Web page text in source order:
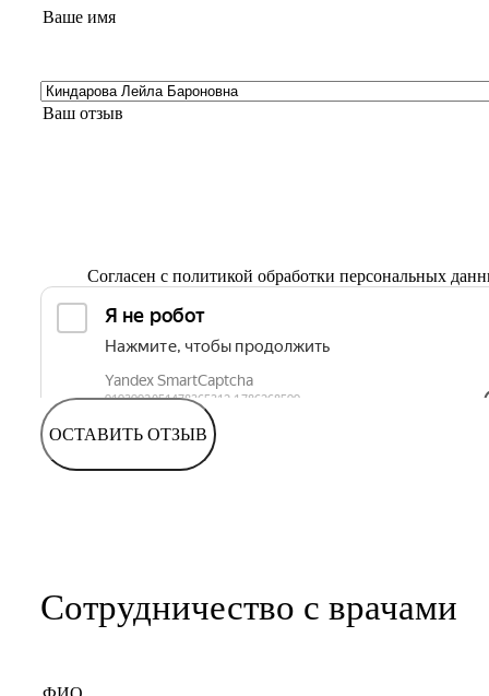
Согласен с политикой обработки персональных
ОСТАВИТЬ ОТЗЫВ
Сотрудничество с врачами